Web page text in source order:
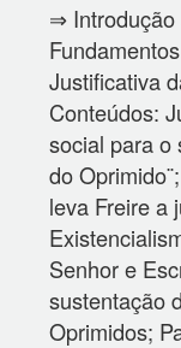
⇒ Introdução
Justificativa
Conteúdos:
social para o
do
leva Freire a
Senhor e
sustentação
Oprimidos;